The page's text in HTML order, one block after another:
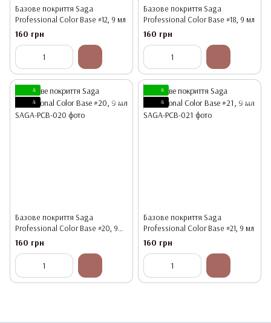
Базове покриття Saga
Professional Color Base #12, 9 мл
160 грн
Базове покриття Saga
Professional Color Base #18, 9 мл
160 грн
4
4
Базове покриття Saga
Professional Color Base #20, 9
мл
160 грн
4
4
Базове покриття Saga
Professional Color Base #21, 9 мл
160 грн